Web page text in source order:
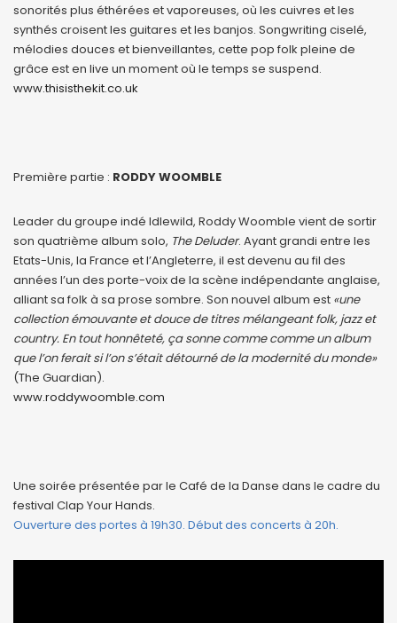
sonorités plus éthérées et vaporeuses, où les cuivres et les
synthés croisent les guitares et les banjos. Songwriting ciselé,
mélodies douces et bienveillantes, cette pop folk pleine de
grâce est en live un moment où le temps se suspend.
www.thisisthekit.co.uk
Première partie : RODDY WOOMBLE
Leader du groupe indé Idlewild, Roddy Woomble vient de sortir
son quatrième album solo, The Deluder. Ayant grandi entre les
Etats-Unis, la France et l’Angleterre, il est devenu au fil des
années l’un des porte-voix de la scène indépendante anglaise,
alliant sa folk à sa prose sombre. Son nouvel album est «une
collection émouvante et douce de titres mélangeant folk, jazz et
country. En tout honnêteté, ça sonne comme comme un album
que l’on ferait si l’on s’était détourné de la modernité du monde»
(The Guardian).
www.roddywoomble.com
Une soirée présentée par le Café de la Danse dans le cadre du
festival Clap Your Hands.
Ouverture des portes à 19h30. Début des concerts à 20h.